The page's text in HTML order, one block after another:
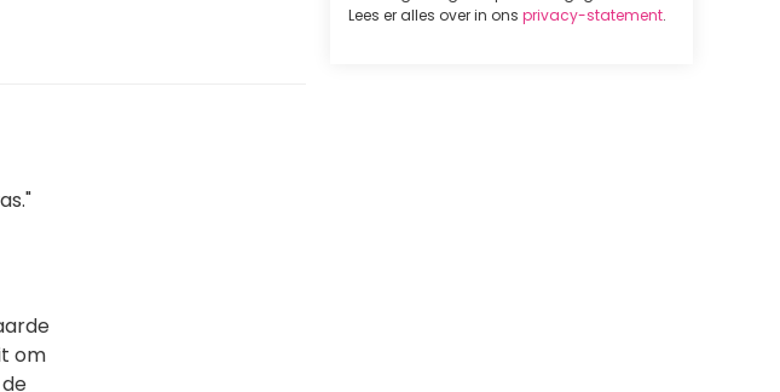
om
Lees er alles over in ons privacy-statement.